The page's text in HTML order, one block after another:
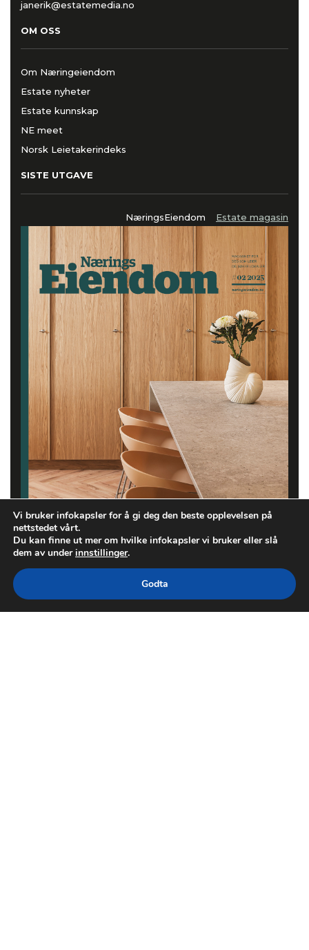
janerik@estatemedia.no
OM OSS
Om Næringeiendom
Estate nyheter
Estate kunnskap
NE meet
Norsk Leietakerindeks
SISTE UTGAVE
NæringsEiendom Estate magasin
Vi bruker infokapsler for å gi deg den beste opplevelsen på
nettstedet vårt.
Du kan finne ut mer om hvilke infokapsler vi bruker eller slå
dem av underinnstillinger.
Godta